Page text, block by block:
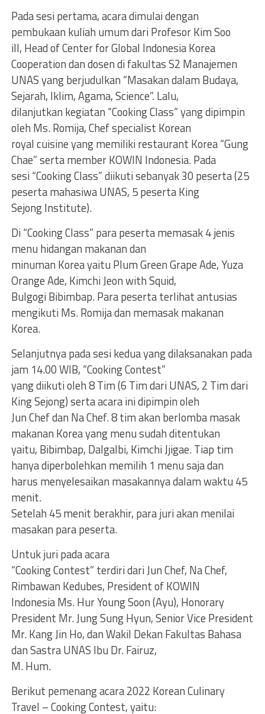
Pada sesi pertama, acara dimulai dengan
pembukaan kuliah umum dari Profesor Kim Soo
ill, Head of Center for Global Indonesia Korea
Cooperation dan dosen di fakultas S2 Manajemen
UNAS yang berjudulkan “Masakan dalam Budaya,
Sejarah, Iklim, Agama, Science”. Lalu,
dilanjutkan kegiatan “Cooking Class” yang dipimpin
oleh Ms. Romija, Chef specialist Korean
royal cuisine yang memiliki restaurant Korea “Gung
Chae” serta member KOWIN Indonesia. Pada
sesi “Cooking Class” diikuti sebanyak 30 peserta (25
peserta mahasiwa UNAS, 5 peserta King
Sejong Institute).
Di “Cooking Class” para peserta memasak 4 jenis
menu hidangan makanan dan
minuman Korea yaitu Plum Green Grape Ade, Yuza
Orange Ade, Kimchi Jeon with Squid,
Bulgogi Bibimbap. Para peserta terlihat antusias
mengikuti Ms. Romija dan memasak makanan
Korea.
Selanjutnya pada sesi kedua yang dilaksanakan pada
jam 14.00 WIB, “Cooking Contest”
yang diikuti oleh 8 Tim (6 Tim dari UNAS, 2 Tim dari
King Sejong) serta acara ini dipimpin oleh
Jun Chef dan Na Chef. 8 tim akan berlomba masak
makanan Korea yang menu sudah ditentukan
yaitu, Bibimbap, Dalgalbi, Kimchi Jjigae. Tiap tim
hanya diperbolehkan memilih 1 menu saja dan
harus menyelesaikan masakannya dalam waktu 45
menit.
Setelah 45 menit berakhir, para juri akan menilai
masakan para peserta.
Untuk juri pada acara
“Cooking Contest” terdiri dari Jun Chef, Na Chef,
Rimbawan Kedubes, President of KOWIN
Indonesia Ms. Hur Young Soon (Ayu), Honorary
President Mr. Jung Sung Hyun, Senior Vice President
Mr. Kang Jin Ho, dan Wakil Dekan Fakultas Bahasa
dan Sastra UNAS Ibu Dr. Fairuz,
M. Hum.
Berikut pemenang acara 2022 Korean Culinary
Travel – Cooking Contest, yaitu: